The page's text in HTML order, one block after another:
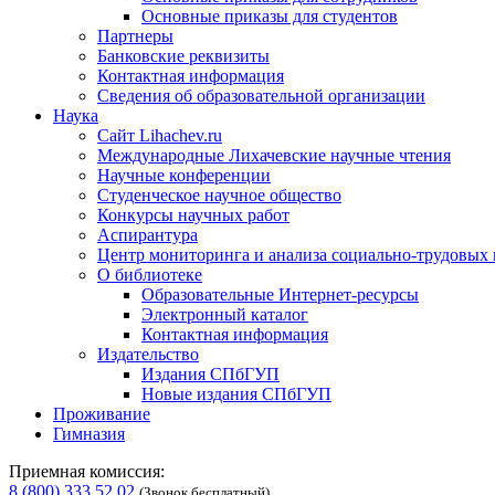
Основные приказы для студентов
Партнеры
Банковские реквизиты
Контактная информация
Сведения об образовательной организации
Наука
Сайт Lihachev.ru
Международные Лихачевские научные чтения
Научные конференции
Студенческое научное общество
Конкурсы научных работ
Аспирантура
Центр мониторинга и анализа социально-трудовых
О библиотеке
Образовательные Интернет-ресурсы
Электронный каталог
Контактная информация
Издательство
Издания СПбГУП
Новые издания СПбГУП
Проживание
Гимназия
Приемная комиссия:
8 (800) 333 52 02